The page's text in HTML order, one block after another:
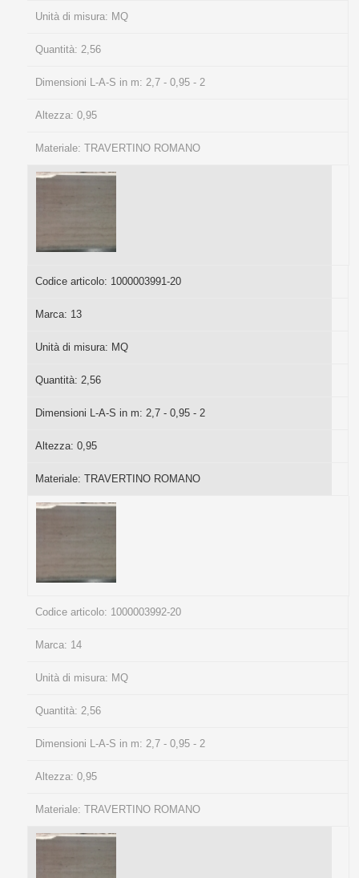
Unità di misura: MQ
Quantità: 2,56
Dimensioni L-A-S in m: 2,7 - 0,95 - 2
Altezza: 0,95
Materiale: TRAVERTINO ROMANO
Codice articolo: 1000003991-20
Marca: 13
Unità di misura: MQ
Quantità: 2,56
Dimensioni L-A-S in m: 2,7 - 0,95 - 2
Altezza: 0,95
Materiale: TRAVERTINO ROMANO
Codice articolo: 1000003992-20
Marca: 14
Unità di misura: MQ
Quantità: 2,56
Dimensioni L-A-S in m: 2,7 - 0,95 - 2
Altezza: 0,95
Materiale: TRAVERTINO ROMANO